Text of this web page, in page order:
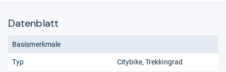
Datenblatt
Basismerkmale
Typ Citybike Trekkingrad